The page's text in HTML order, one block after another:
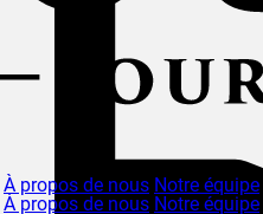
À propos de nous Notre équipe
À propos de nous Notre équipe